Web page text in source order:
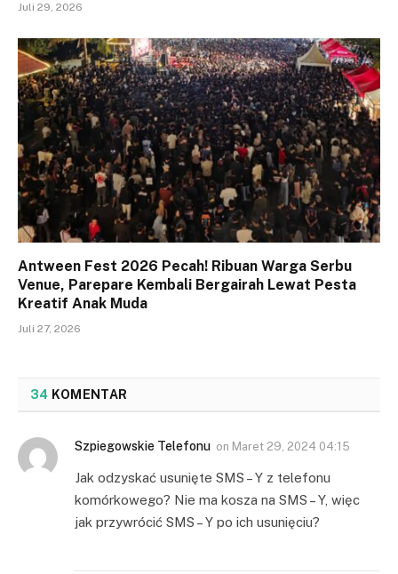
Juli 29, 2026
Antween Fest 2026 Pecah! Ribuan Warga Serbu
Venue, Parepare Kembali Bergairah Lewat Pesta
Kreatif Anak Muda
Juli 27, 2026
34 KOMENTAR
Szpiegowskie Telefonu on Maret 29, 2024 04:15
Jak odzyskać usunięte SMS – Y z telefonu
komórkowego? Nie ma kosza na SMS – Y, więc
jak przywrócić SMS – Y po ich usunięciu?